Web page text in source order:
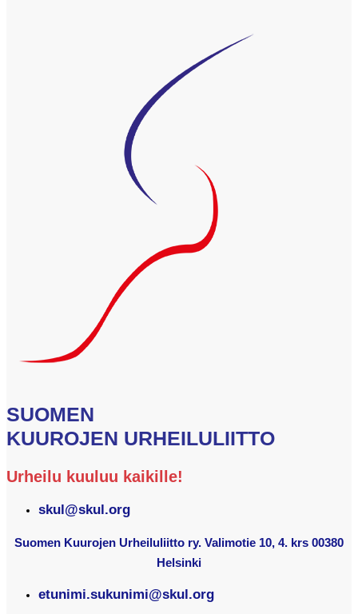
SUOMEN
KUUROJEN URHEILULIITTO
Urheilu kuuluu kaikille!
skul@skul.org
Suomen Kuurojen Urheiluliitto ry. Valimotie 10, 4. krs 00380
Helsinki
etunimi.sukunimi@skul.org